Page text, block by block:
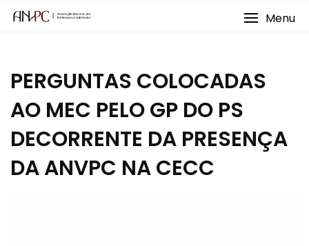
Menu
PERGUNTAS COLOCADAS
AO MEC PELO GP DO PS
DECORRENTE DA PRESENÇA
DA ANVPC NA CECC